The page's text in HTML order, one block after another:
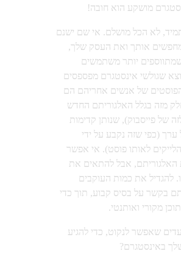
מושקע הוא חובה!
לא הכל מושלם. אי שם ישנם
אותך ואת העסק שלך,
יותר משתמשים
שגולשי אינסטגרם מפספסים
מהפוסטים של אנשים אחריהם הם
מזה בגלל האלגוריתם החדש
של פייסבוק), שנותן קדימות
ערך (כפי שזה נקבע על ידי
לאותו פוסט). אי אפשר
האלגוריתם, אבל להתאים את
להגדיל את כמות העוקבים
בקשר על בסיס קבוע, תוך כדי
מקורי ואותנטי.
שאפשר לנקוט, כדי להגיע
באינסטגרם?